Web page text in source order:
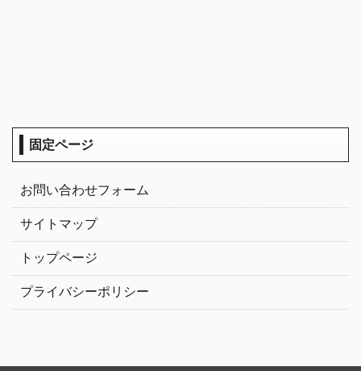
固定ページ
お問い合わせフォーム
サイトマップ
トップページ
プライバシーポリシー